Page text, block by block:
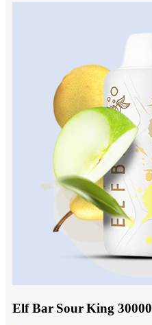
Elf Bar Sour King 30000